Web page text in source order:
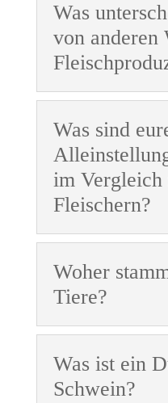
Was
von anderen
Was sind
im Vergleich
Fleischern?
Woher
Tiere?
Was ist ein
Schwein?